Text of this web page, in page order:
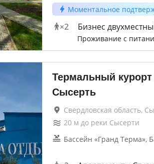
Моментальное
×2 Бизнес
Проживание с
Термальный
Сысерть
Свердловская область,
20м до реки Сысерти
Бассейн «Гранд Терма»,